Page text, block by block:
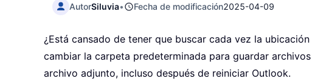
AutorSiluvia• Fecha de modificación2025-04-09
¿Está cansado de tener que buscar cada vez la
cambiar la carpeta predeterminada para guardar
archivo adjunto, incluso después de reiniciar Outlook.